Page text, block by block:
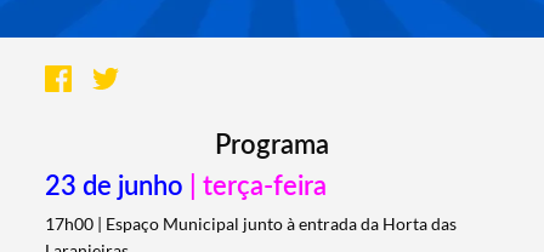
Programa
23 de junho | terça-feira
17h00 | Espaço Municipal junto à entrada da Horta das